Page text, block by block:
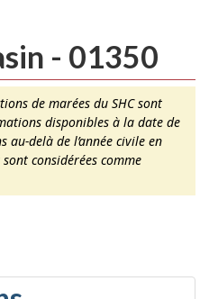
- 01350
de marées du SHC sont
disponibles à la date de
au-delà de l’année civile en
considérées comme